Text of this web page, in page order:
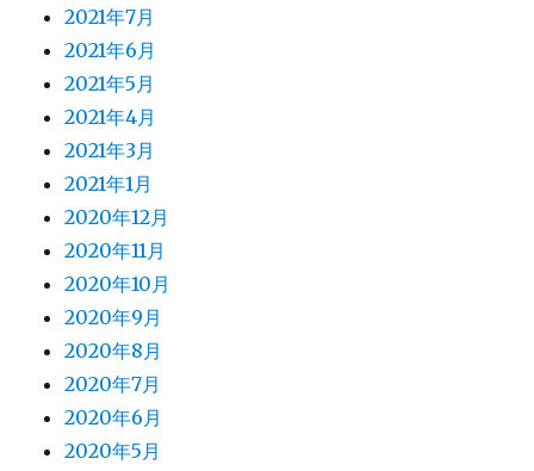
2021年7月
2021年6月
2021年5月
2021年4月
2021年3月
2021年1月
2020年12月
2020年11月
2020年10月
2020年9月
2020年8月
2020年7月
2020年6月
2020年5月